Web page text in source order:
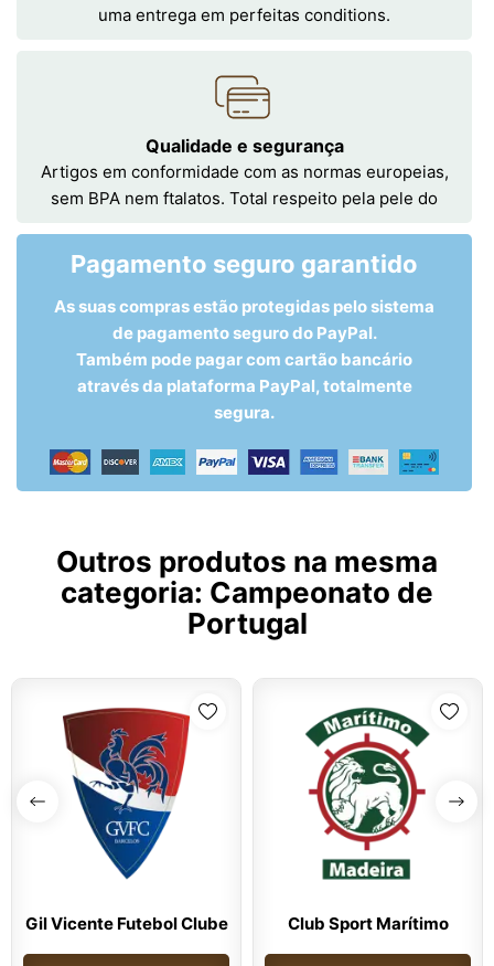
uma entrega em perfeitas conditions.
Qualidade e segurança
Artigos em conformidade com as normas europeias,
sem BPA nem ftalatos. Total respeito pela pele do
Pagamento seguro garantido
As suas compras estão protegidas pelo sistema
de pagamento seguro do PayPal.
Também pode pagar com cartão bancário
através da plataforma PayPal, totalmente
segura.
Outros produtos na mesma
categoria: Campeonato de
Portugal
Gil Vicente Futebol Clube Club Sport Marítimo